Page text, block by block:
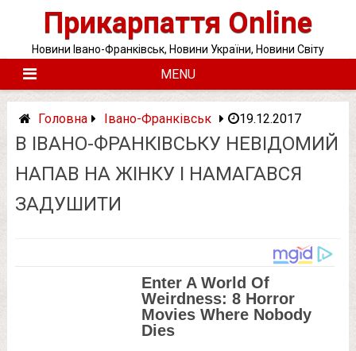
Прикарпаття Online
Новини Івано-Франківськ, Новини України, Новини Світу
MENU
Головна Івано-Франківськ 19.12.2017
В ІВАНО-ФРАНКІВСЬКУ НЕВІДОМИЙ
НАПАВ НА ЖІНКУ І НАМАГАВСЯ
ЗАДУШИТИ